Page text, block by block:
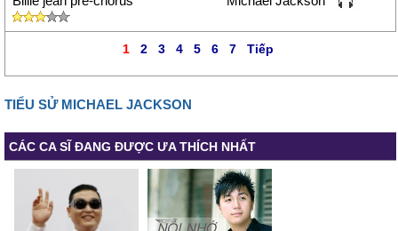
1 2 3 4 5 6 7 Tiếp
TIỂU SỬ MICHAEL JACKSON
CÁC CA SĨ ĐANG ĐƯỢC ƯA THÍCH NHẤT